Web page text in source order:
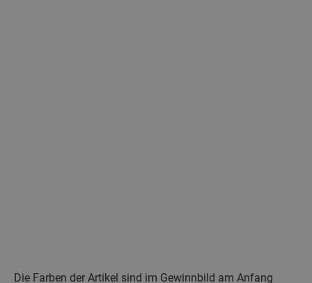
Die Farben der Artikel sind im Gewinnbild am Anfang